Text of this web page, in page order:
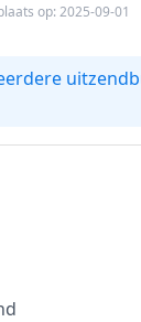
op: 2025-09-01